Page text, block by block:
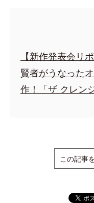
【新作発表会リ
賢者がうなった
作！「ザ クレン
この記事